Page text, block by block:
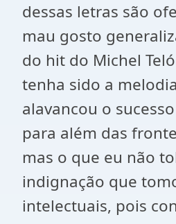
dessas letras são
mau gosto
do hit do Michel
tenha sido a
alavancou o
para além das
mas o que eu não
indignação que
intelectuais, pois